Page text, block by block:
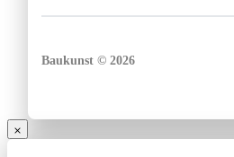
Baukunst © 2026